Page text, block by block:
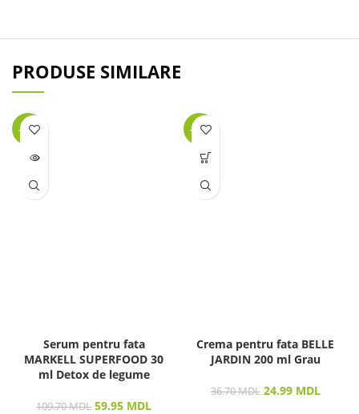
PRODUSE SIMILARE
-45%
LIPSĂ
Serum pentru fata
MARKELL SUPERFOOD 30
ml Detox de legume
109.70MDL 59.95 MDL
-32%
Crema pentru fata BELLE
JARDIN 200 ml Grau
36.70MDL 24.99 MDL